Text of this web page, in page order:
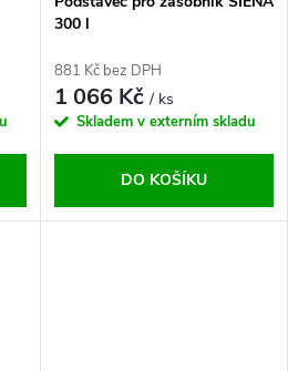
300 l
881 Kč bez DPH
1 066 Kč/ ks
Skladem v externím skladu
DO KOŠÍKU